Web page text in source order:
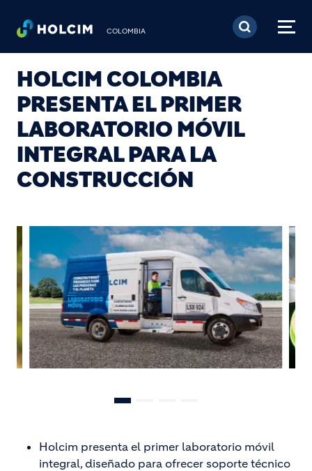
Pasar al contenido
COLOMBIA
HOLCIM COLOMBIA
PRESENTA EL PRIMER
LABORATORIO MÓVIL
INTEGRAL PARA LA
CONSTRUCCIÓN
Holcim presenta el primer laboratorio móvil
integral, diseñado para ofrecer soporte técnico